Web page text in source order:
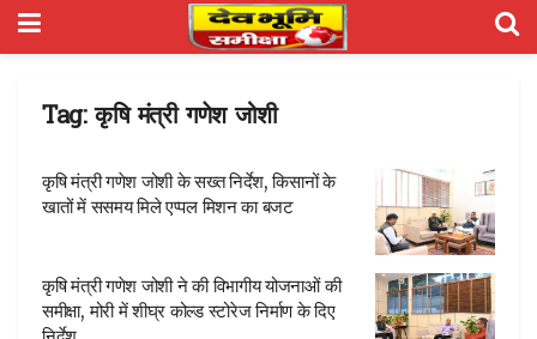
Tag:कृषि मंत्री गणेश जोशी
कृषि मंत्री गणेश जोशी के सख्त निर्देश, किसानों के
खातों में ससमय मिले एप्पल मिशन का बजट
कृषि मंत्री गणेश जोशी ने की विभागीय योजनाओं की
समीक्षा, मोरी में शीघ्र कोल्ड स्टोरेज निर्माण के दिए